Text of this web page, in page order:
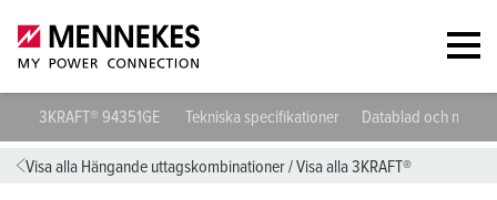
3KRAFT® 94351GE Tekniska specifikationer Datablad och
Visa alla Hängande uttagskombinationer/Visa alla 3KRAFT®